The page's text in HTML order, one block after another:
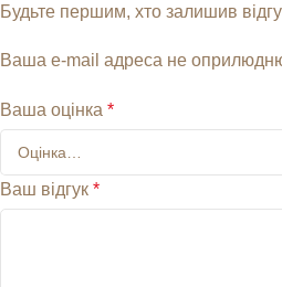
Будьте першим, хто залишив
Ваша e-mail адреса не
Ваша оцінка *
Ваш відгук *